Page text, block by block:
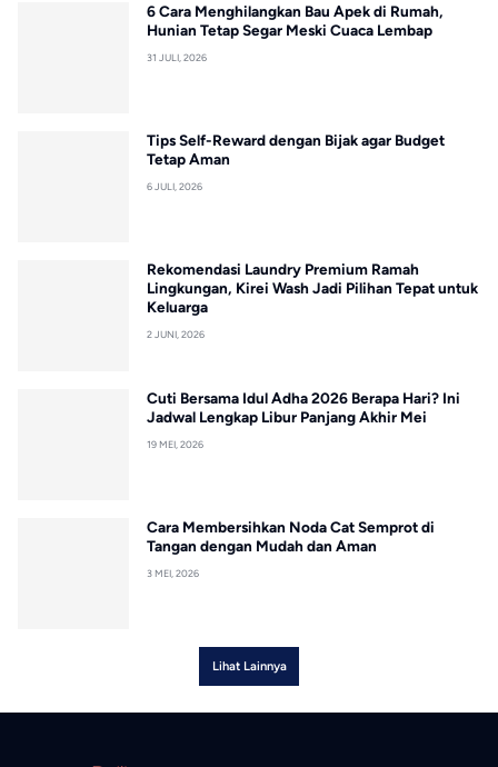
6 Cara Menghilangkan Bau Apek di Rumah,
Hunian Tetap Segar Meski Cuaca Lembap
31 JULI, 2026
Tips Self-Reward dengan Bijak agar Budget
Tetap Aman
6 JULI, 2026
Rekomendasi Laundry Premium Ramah
Lingkungan, Kirei Wash Jadi Pilihan Tepat untuk
Keluarga
2 JUNI, 2026
Cuti Bersama Idul Adha 2026 Berapa Hari? Ini
Jadwal Lengkap Libur Panjang Akhir Mei
19 MEI, 2026
Cara Membersihkan Noda Cat Semprot di
Tangan dengan Mudah dan Aman
3 MEI, 2026
Lihat Lainnya